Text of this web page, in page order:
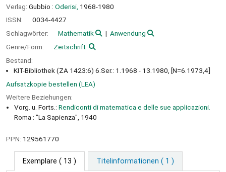
Verlag: Gubbio : Oderisi, 1968-1980
ISSN:
0034-4427
Schlagwörter:
Mathematik
Anwendung
Genre/Form:
Zeitschrift
Bestand:
KIT-Bibliothek (ZA 1423:6) 6.Ser.: 1.1968 - 13.1980, [N=6.1973,4]
Aufsatzkopie bestellen (LEA)
Weitere Beziehungen:
Vorg. u. Forts.: Rendiconti di matematica e delle sue applicazioni.
Roma : "La Sapienza", 1940
PPN: 129561770
Exemplare ( 13 ) Titelinformationen ( 1 )